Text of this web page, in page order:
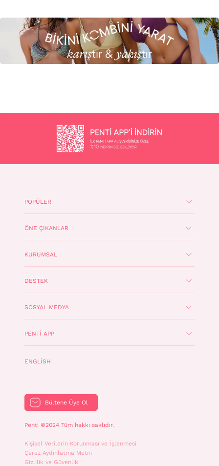
POPÜLER
ÖNE ÇIKANLAR
KURUMSAL
DESTEK
SOSYAL MEDYA
PENTI APP
ENGLISH
Bültene Üye Ol
Penti ©2024 Tüm hakkı saklıdır.
Kişisel Verilerin Korunması ve İşlenmesi
Çerez Aydınlatma Metni
Gizlilik ve Güvenlik